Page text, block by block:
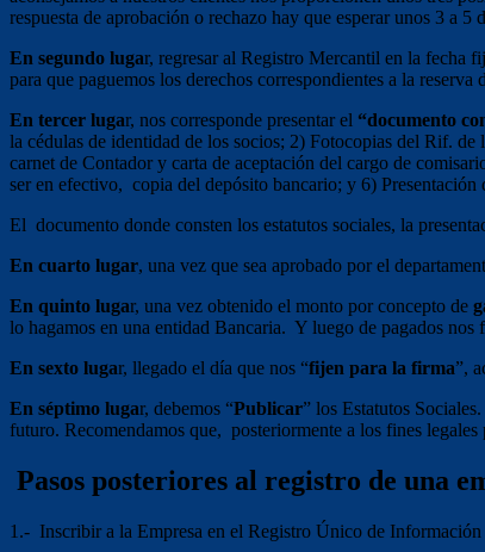
respuesta de aprobación o rechazo hay que esperar unos 3 a 5
En segundo lugar, regresar al Registro Mercantil en la fecha
para que paguemos los derechos correspondientes a la
En tercer lugar, nos corresponde presentar el “documento
la cédulas de identidad de los socios; 2) Fotocopias del Rif.
carnet de Contador y carta de aceptación del cargo de
ser en efectivo, copia del depósito bancario; y 6) Presentación
El documento donde consten los estatutos sociales, la
En cuarto lugar, una vez que sea aprobado por el
En quinto lugar, una vez obtenido el monto por concepto de
lo hagamos en una entidad Bancaria. Y luego de pagados nos
En sexto lugar, llegado el día que nos “fijen para la firma”,
En séptimo lugar, debemos “Publicar” los Estatutos
futuro. Recomendamos que, posteriormente a los fines
Pasos posteriores al registro de una
1.- Inscribir a la Empresa en el Registro Único de